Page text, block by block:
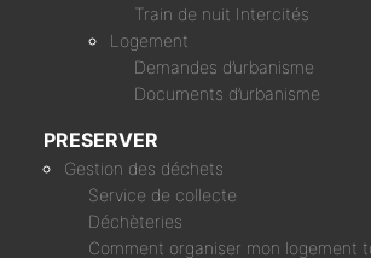
Train de nuit Intercités
Logement
Demandes d’urbanisme
Documents d’urbanisme
PRESERVER
Gestion des déchets
Service de collecte
Déchèteries
Comment organiser mon logement